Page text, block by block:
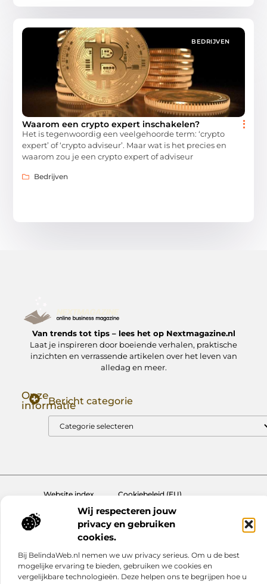
Wij respecteren jouw
privacy en gebruiken
cookies.
Bij BelindaWeb.nl nemen we uw privacy serieus. Om u de best
mogelijke ervaring te bieden, gebruiken we cookies en
vergelijkbare technologieën. Deze helpen ons te begrijpen hoe u
BEDRIJVEN
Waarom een crypto expert inschakelen?
Het is tegenwoordig een veelgehoorde term: ‘crypto
expert’ of ‘crypto adviseur’. Maar wat is het precies en
waarom zou je een crypto expert of adviseur
Bedrijven
Van trends tot tips – lees het op Nextmagazine.nl
Laat je inspireren door boeiende verhalen, praktische
inzichten en verrassende artikelen over het leven van
alledag en meer.
Onze
informatieBericht categorie
Website index
Cookiebeleid (EU)
@2025 www.nextmagazine.nl. All Right Reserved.